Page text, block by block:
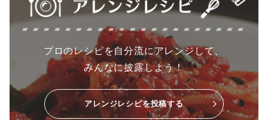
プロのレシピを自分流にアレンジして、
みんなに披露しよう！
アレンジレシピを投稿する